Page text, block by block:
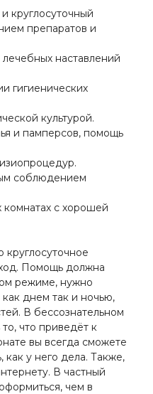
круглосуточный
препаратов и
наставлений
гигиенических
культурой.
и памперсов, помощь
соблюдением
с хорошей
Помощь должна
режиме, нужно
днем так и ночью,
В бессознательном
что приведёт к
вы всегда сможете
как у него дела. Также,
В частный
чем в